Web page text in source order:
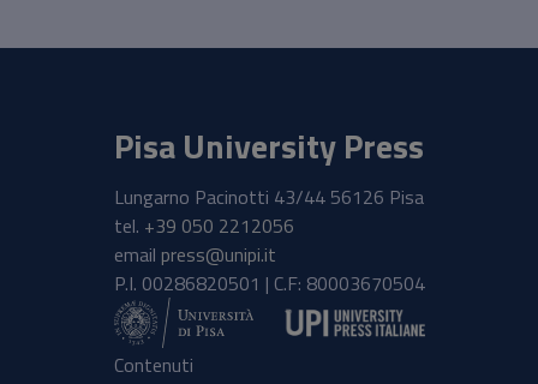
Pisa University Press
Lungarno Pacinotti 43/44 56126 Pisa
tel. +39 050 2212056
email press@unipi.it
P.I. 00286820501 | C.F: 80003670504
Contenuti